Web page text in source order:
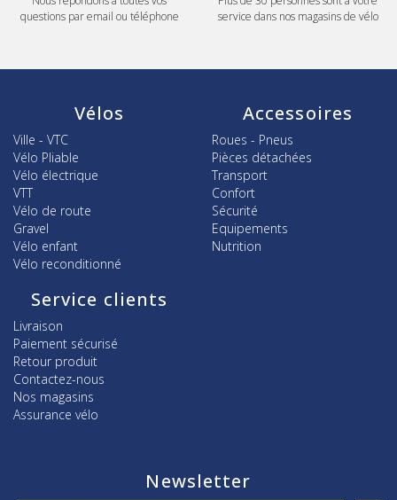
questions par email ou téléphone
service dans nos magasins de vélo
Vélos
Ville - VTC
Vélo Pliable
Vélo électrique
VTT
Vélo de route
Gravel
Vélo enfant
Vélo reconditionné
Accessoires
Roues - Pneus
Pièces détachées
Transport
Confort
Sécurité
Equipements
Nutrition
Service clients
Livraison
Paiement sécurisé
Retour produit
Contactez-nous
Nos magasins
Assurance vélo
Newsletter